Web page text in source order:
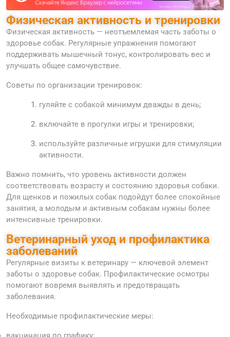
Физическая активность и тренировки
Физическая активность — неотъемлемая часть заботы о
здоровье собак. Регулярные упражнения помогают
поддерживать мышечный тонус, контролировать вес и
улучшать общее самочувствие.
Советы по организации тренировок:
гуляйте с собакой минимум дважды в день;
включайте в прогулки игры и тренировки;
используйте различные игрушки для стимуляции
активности.
Важно помнить, что уровень активности должен
соответствовать возрасту и состоянию здоровья собаки.
Для щенков и пожилых собак подойдут более спокойные
занятия, а молодым и активным собакам нужны более
интенсивные тренировки.
Ветеринарный уход и профилактика
заболеваний
Регулярные визиты к ветеринару — ключевой элемент
заботы о здоровье собак. Профилактические осмотры
помогают вовремя выявлять и предотвращать
заболевания.
Необходимые профилактические меры: